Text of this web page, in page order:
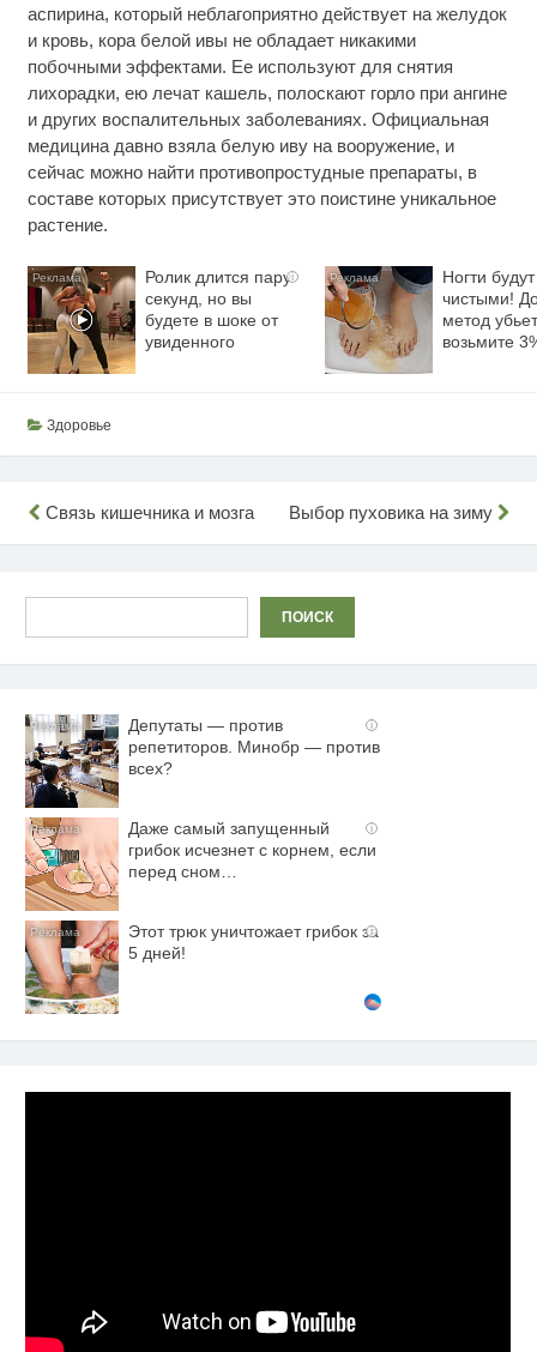
аспирина, который неблагоприятно действует на желудок
и кровь, кора белой ивы не обладает никакими
побочными эффектами. Ее используют для снятия
лихорадки, ею лечат кашель, полоскают горло при ангине
и других воспалительных заболеваниях. Официальная
медицина давно взяла белую иву на вооружение, и
сейчас можно найти противопростудные препараты, в
составе которых присутствует это поистине уникальное
растение.
i
Ролик длится пару
секунд, но вы
будете в шоке от
увиденного
Ногти будут
чистыми!
метод
возьмите
Здоровье
Навигация
записям
Связь кишечника и мозга Выбор пуховика на зиму
ПОИСК
i
Депутаты — против
репетиторов. Минобр — против
всех?
i
Даже самый запущенный
грибок исчезнет с корнем, если
перед сном…
i
Этот трюк уничтожает грибок за
5 дней!